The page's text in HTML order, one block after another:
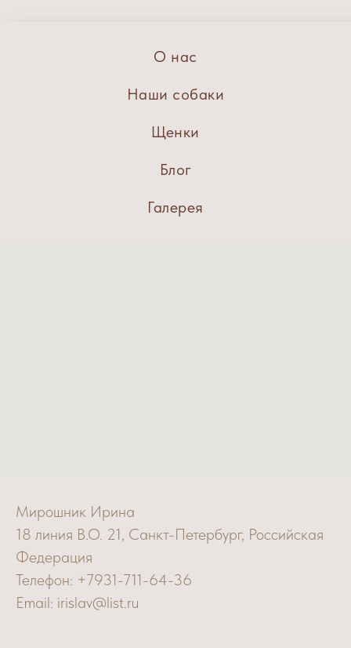
О нас
Наши собаки
Щенки
Блог
Галерея
Мирошник Ирина
18 линия В.О. 21, Санкт-Петербург, Российская
Федерация
Телефон: +7931-711-64-36
Email: irislav@list.ru